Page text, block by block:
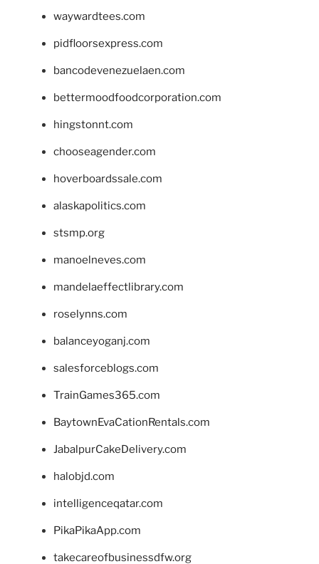
waywardtees.com
pidfloorsexpress.com
bancodevenezuelaen.com
bettermoodfoodcorporation.com
hingstonnt.com
chooseagender.com
hoverboardssale.com
alaskapolitics.com
stsmp.org
manoelneves.com
mandelaeffectlibrary.com
roselynns.com
balanceyoganj.com
salesforceblogs.com
TrainGames365.com
BaytownEvaCationRentals.com
JabalpurCakeDelivery.com
halobjd.com
intelligenceqatar.com
PikaPikaApp.com
takecareofbusinessdfw.org